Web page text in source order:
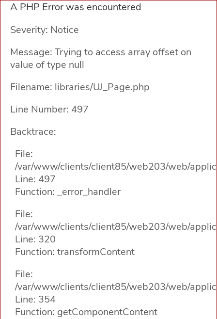
A PHP Error was encountered
Severity: Notice
Message: Trying to access array offset on
value of type null
Filename: libraries/UJ_Page.php
Line Number: 497
Backtrace:
File:
/var/www/clients/client85/web203/web/
Line: 497
Function: _error_handler
File:
/var/www/clients/client85/web203/web/
Line: 320
Function: transformContent
File:
/var/www/clients/client85/web203/web/
Line: 354
Function: getComponentContent